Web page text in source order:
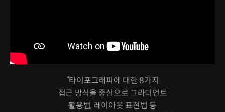
“타이포그래피에 대한 8가지
접근 방식을 중심으로 그라디언트
활용법, 레이아웃 표현법 등